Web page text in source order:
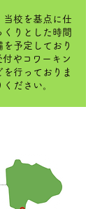
当校を基点に仕
りとした時間
予定しており
やコワーキン
行っておりま
ださい。